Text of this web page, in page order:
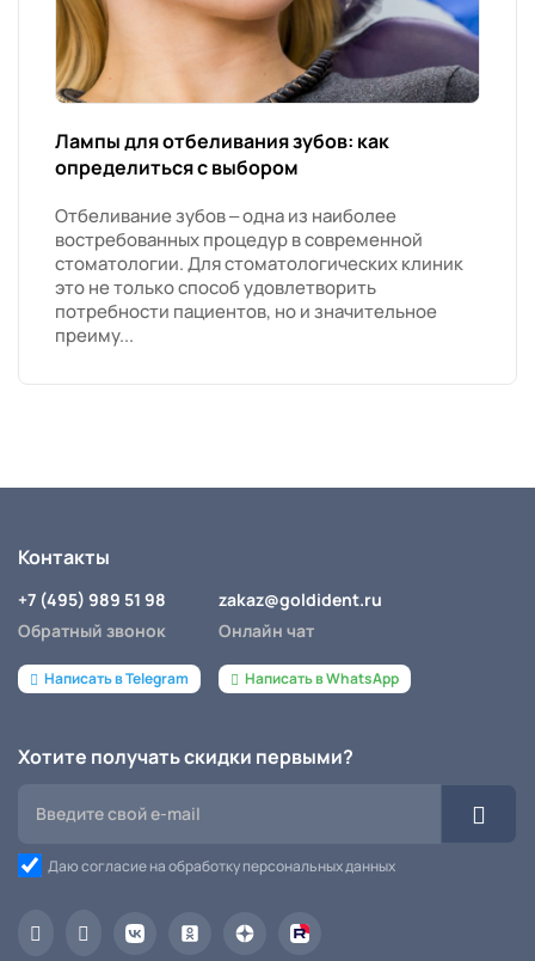
Лампы для отбеливания зубов: как
определиться с выбором
Отбеливание зубов – одна из наиболее
востребованных процедур в современной
стоматологии. Для стоматологических клиник
это не только способ удовлетворить
потребности пациентов, но и значительное
преиму...
Контакты
+7 (495) 989 51 98
Обратный звонок
Написать в Telegram
zakaz@goldident.ru
Онлайн чат
Написать в WhatsApp
Хотите получать скидки первыми?
Даю согласие на обработку персональных данных